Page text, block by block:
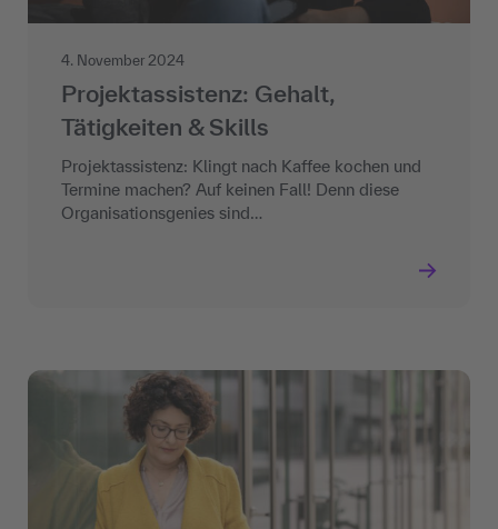
4. November 2024
Projektassistenz: Gehalt,
Tätigkeiten & Skills
Projektassistenz: Klingt nach Kaffee kochen und
Termine machen? Auf keinen Fall! Denn diese
Organisationsgenies sind…